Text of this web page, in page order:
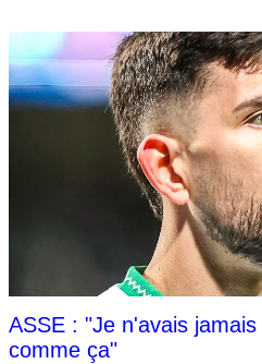
ASSE : "Je n'avais
comme ça"